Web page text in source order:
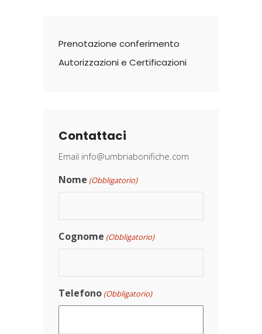
Prenotazione conferimento
Autorizzazioni e Certificazioni
Contattaci
Email info@umbriabonifiche.com
Nome (Obbligatorio)
Cognome (Obbligatorio)
Telefono (Obbligatorio)